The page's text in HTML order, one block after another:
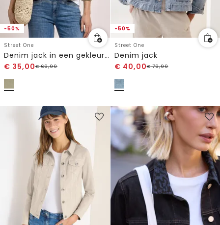
-50%
Street One
Denim jack in een gekleurde denim look
€ 35,00€69,99
-50%
Street One
Denim jack
€ 40,00€79,99